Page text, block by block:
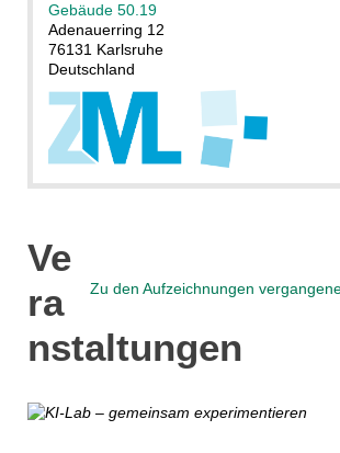
Gebäude 50.19
Adenauerring 12
76131 Karlsruhe
Deutschland
Zu den Aufzeichnungen
Ve
ra
nstaltungen